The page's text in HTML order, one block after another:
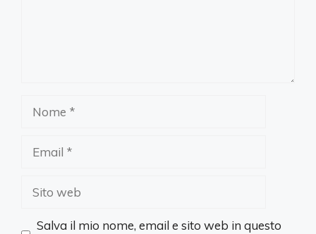
Nome
Email
Sito
Salva il mio nome, email e sito web in questo